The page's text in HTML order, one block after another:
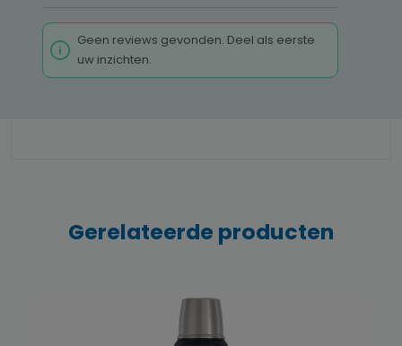
Geen reviews gevonden. Deel als eerste
uw inzichten.
Gerelateerde producten